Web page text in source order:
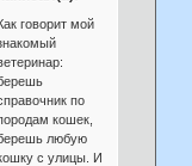
говорит мой
по
кошек,
любую
с улицы. И